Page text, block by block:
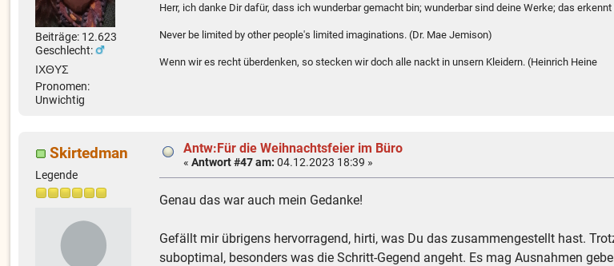
Beiträge: 12.623
Geschlecht:
ΙΧΘΥΣ
Pronomen:
Unwichtig
Herr, ich danke Dir dafür, dass ich wunderbar gemacht bin; wunderbar sind deine Werke; das
Never be limited by other people's limited imaginations. (Dr. Mae Jemison)
Wenn wir es recht überdenken, so stecken wir doch alle nackt in unsern Kleidern. (Heinrich Heine
Skirtedman
Legende
Antw:Für die Weihnachtsfeier im Büro
«Antwort #47 am: 04.12.2023 18:39 »
Genau das war auch mein Gedanke!
Gefällt mir übrigens hervorragend, hirti, was Du das zusammengestellt hast.
suboptimal, besonders was die Schritt-Gegend angeht. Es mag Ausnahmen